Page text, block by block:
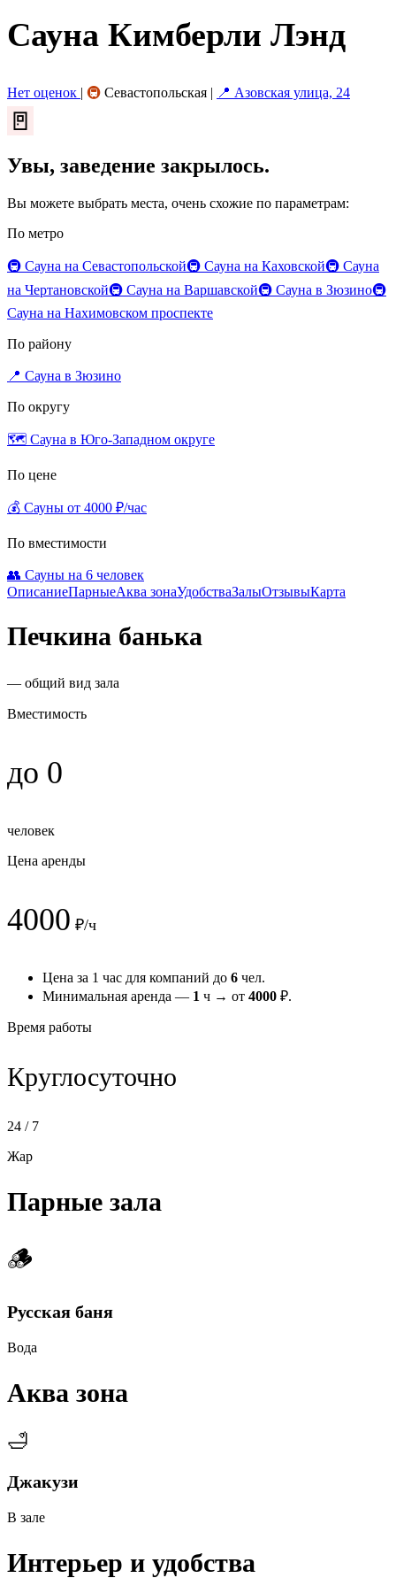
Сауна Кимберли Лэнд
Нет оценок | 🚇 Севастопольская | 📍 Азовская улица, 24
🚪
Увы, заведение закрылось.
Вы можете выбрать места, очень схожие по параметрам:
По метро
🚇 Сауна на Севастопольской🚇 Сауна на Каховской🚇 Сауна
на Чертановской🚇 Сауна на Варшавской🚇 Сауна в Зюзино🚇
Сауна на Нахимовском проспекте
По району
📍 Сауна в Зюзино
По округу
🗺️ Сауна в Юго-Западном округе
По цене
💰 Сауны от 4000 ₽/час
По вместимости
👥 Сауны на 6 человек
ОписаниеПарныеАква зонаУдобстваЗалыОтзывыКарта
Печкина банька
— общий вид зала
Вместимость
до 0
человек
Цена аренды
4000 ₽/ч
Цена за 1 час для компаний до 6 чел.
Минимальная аренда — 1 ч → от 4000 ₽.
Время работы
Круглосуточно
24 / 7
Жар
Парные зала
🪵
Русская баня
Вода
Аква зона
🛁
Джакузи
В зале
Интерьер и удобства